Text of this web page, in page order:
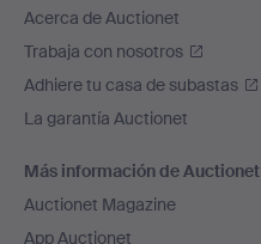
Acerca de Auctionet
Trabaja con nosotros
Adhiere tu casa de subastas
La garantía Auctionet
Más información de Auctionet
Auctionet Magazine
App Auctionet